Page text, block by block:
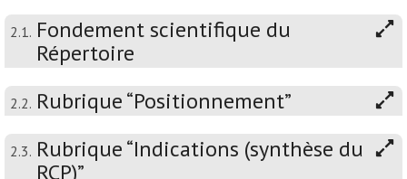
2.1. Fondement scientifique du
Répertoire
2.2. Rubrique “Positionnement”
2.3. Rubrique “Indications (synthèse du
RCP)”